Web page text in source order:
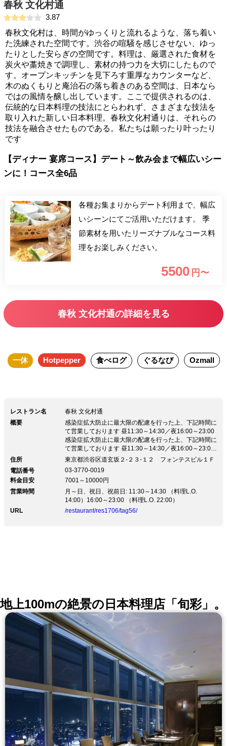
春秋 文化村通
3.87
春秋文化村は、時間がゆっくりと流れるような、落ち着い
た洗練された空間です。渋谷の喧騒を感じさせない、ゆっ
たりとした安らぎの空間です。料理は、厳選された食材を
炭火や藁焼きで調理し、素材の持つ力を大切にしたもので
す。オープンキッチンを見下ろす重厚なカウンターなど、
木のぬくもりと庵治石の落ち着きのある空間は、日本なら
ではの風情を醸し出しています。ここで提供されるのは、
伝統的な日本料理の技法にとらわれず、さまざまな技法を
取り入れた新しい日本料理。春秋文化村通りは、それらの
技法を融合させたものである。私たちは願ったり叶ったり
です
【ディナー 宴席コース】デート～飲み会まで幅広いシー
ンに！コース全6品
各種お集まりからデート利用まで、幅広
いシーンにてご活用いただけます。 季
節素材を用いたリーズナブルなコース料
理をお楽しみください。
5500 円〜
春秋 文化村通の詳細を見る
一休 Hotpepper 食べログ ぐるなび Ozmall
レストラン名
春秋 文化村通
概要
感染症拡大防止に最大限の配慮を行った上、下記時間に
て営業しております 昼11:30～14:30／夜16:00～23:00
感染症拡大防止に最大限の配慮を行った上、下記時間に
て営業しております 昼11:30～14:30／夜16:00～23:00
春秋では今般の新型コロナウィルスによる感染症への対
各店舗におきましては手指消毒用アルコールを設置して
おりますのでご利用下さいますようお願い申し上げま
す。 お客様とスタッフの健康と安全ならびに公衆衛生
を考慮し、弊社従業員はマスクを着用して業務にあたら
せて頂いております。何卒、皆様のご理解ご協力を賜わ
住所
東京都渋谷区道玄坂２‐２３‐１２ フォンテスビル１Ｆ
電話番号
03-3770-0019
料金目安
7001～10000円
営業時間
月～日、祝日、祝前日: 11:30～14:30 （料理L.O.
14:00）16:00～23:00 （料理L.O. 22:00）
URL
/restaurant/res1706/tag56/
地上100mの絶景の日本料理店「旬彩」。